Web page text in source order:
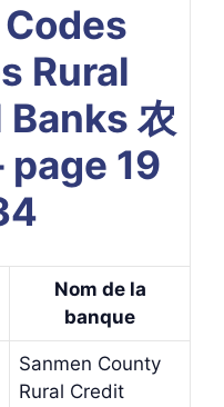
Rural
农
page 19
Nom de la
banque
Sanmen County
Rural Credit